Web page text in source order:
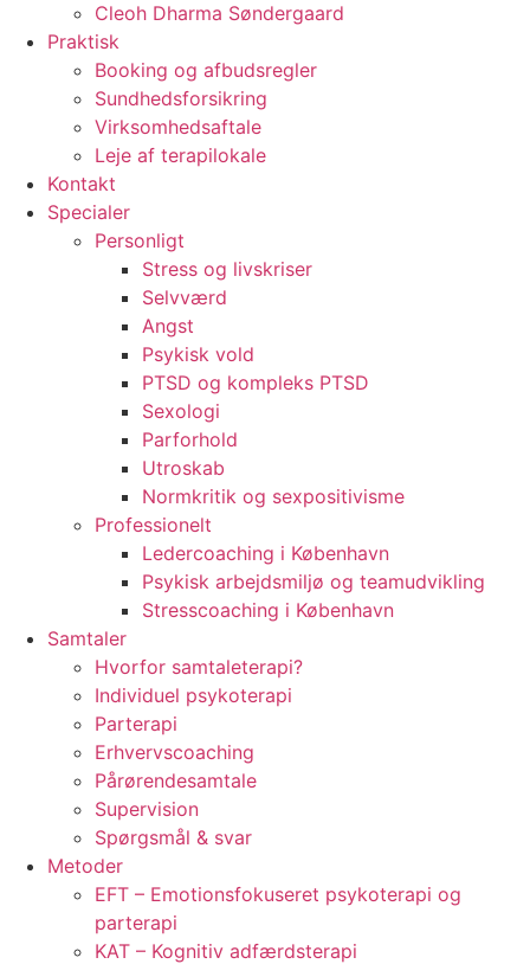
Cleoh Dharma Søndergaard
Praktisk
Booking og afbudsregler
Sundhedsforsikring
Virksomhedsaftale
Leje af terapilokale
Kontakt
Specialer
Personligt
Stress og livskriser
Selvværd
Angst
Psykisk vold
PTSD og kompleks PTSD
Sexologi
Parforhold
Utroskab
Normkritik og sexpositivisme
Professionelt
Ledercoaching i København
Psykisk arbejdsmiljø og teamudvikling
Stresscoaching i København
Samtaler
Hvorfor samtaleterapi?
Individuel psykoterapi
Parterapi
Erhvervscoaching
Pårørendesamtale
Supervision
Spørgsmål & svar
Metoder
EFT – Emotionsfokuseret psykoterapi og
parterapi
KAT – Kognitiv adfærdsterapi